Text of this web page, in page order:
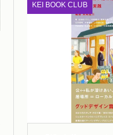
KEI BOOK CLUB